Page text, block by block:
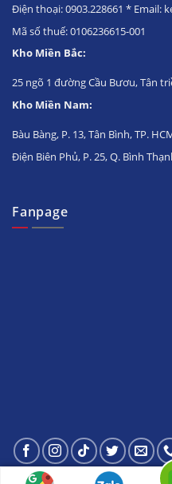
Điện thoại: 0903.228661 * Email:
Mã số thuế: 0106236615-001
Kho Miền Bắc:
25 ngõ 1 đường Cầu Bươu, Tân
Kho Miền Nam:
Bàu Bàng, P. 13, Tân Bình, TP.
Điện Biên Phủ, P. 25, Q. Bình
Fanpage